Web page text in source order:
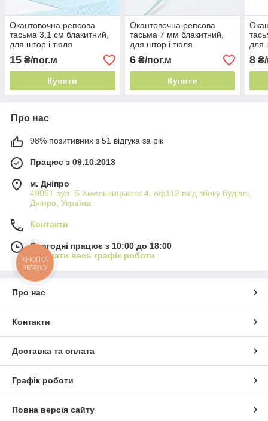
Окантовочна репсова
тасьма 3,1 см блакитний,
для штор і тюля
15 ₴/пог.м
Купити
Окантовочна репсова
тасьма 7 мм блакитний,
для штор і тюля
6₴/пог.м
Купити
для
8 ₴/
Про нас
98% позитивних з 51 відгука за рік
Працює з 09.10.2013
м. Дніпро
49051 вул. Б.Хмельницького 4, оф112 вхід збоку будівлі,
Дніпро, Україна
Контакти
Сьогодні працює з 10:00 до 18:00
Показати весь графік роботи
Про нас
Контакти
Доставка та оплата
Графік роботи
Повна версія сайту
КНОПКА
ЗВ'ЯЗКУ